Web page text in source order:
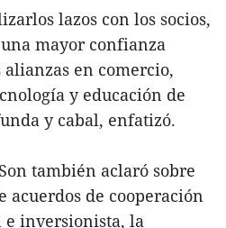
lazos con los socios,
mayor confianza
en comercio,
y educación de
y cabal, enfatizó.
también aclaró sobre
de cooperación
e inversionista, la